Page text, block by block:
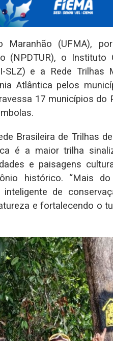
Maranhão (UFMA),
(NPDTUR), o
SLZ) e a Rede
Atlântica pelos
17 municípios do
Brasileira de Trilhas
é a maior trilha
e paisagens
histórico. “Mais
de
e fortalecendo o